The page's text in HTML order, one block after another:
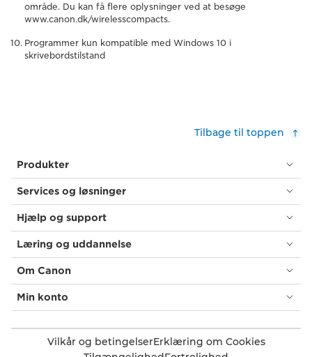
område. Du kan få flere oplysninger ved at besøge
www.canon.dk/wirelesscompacts.
Programmer kun kompatible med Windows 10 i
skrivebordstilstand
Tilbage til toppen
Produkter
Services og løsninger
Hjælp og support
Læring og uddannelse
Om Canon
Min konto
Vilkår og betingelserErklæring om Cookies